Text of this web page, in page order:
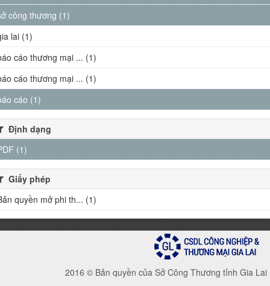
công thương (1)
lai (1)
cáo thương mại ... (1)
cáo thương mại ... (1)
cáo (1)
Định dạng
(1)
Giấy phép
quyền mở phi th... (1)
2016 © Bản quyền của Sở Công Thương tỉnh Gia Lai